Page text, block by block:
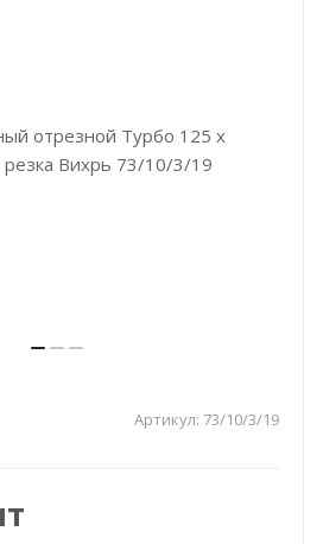
Артикул: 73/10/3/19